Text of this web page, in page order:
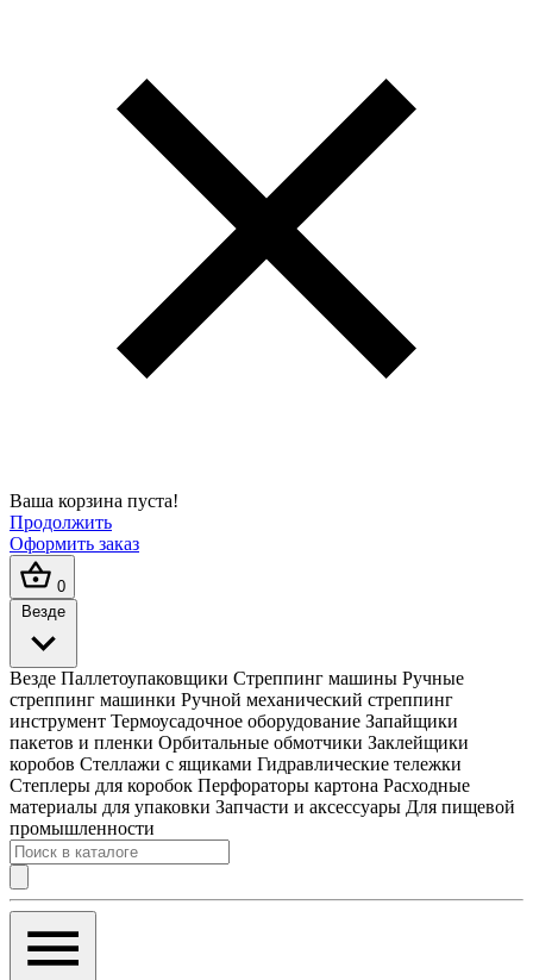
Ваша корзина пуста!
Продолжить
Оформить заказ
0
Везде
Везде Паллетоупаковщики Стреппинг машины Ручные
стреппинг машинки Ручной механический стреппинг
инструмент Термоусадочное оборудование Запайщики
пакетов и пленки Орбитальные обмотчики Заклейщики
коробов Стеллажи с ящиками Гидравлические тележки
Степлеры для коробок Перфораторы картона Расходные
материалы для упаковки Запчасти и аксессуары Для пищевой
промышленности